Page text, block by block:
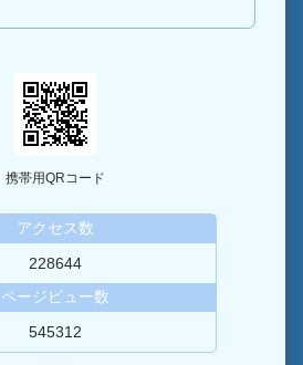
携帯用QRコード
アクセス数
228644
ページビュー数
545312